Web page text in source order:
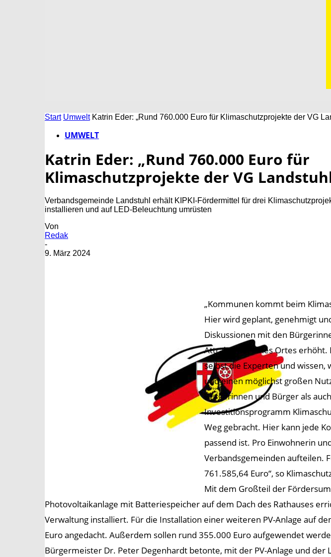
Start Umwelt Katrin Eder: „Rund 760.000 Euro für Klimaschutzprojekte der VG
UMWELT
Katrin Eder: „Rund 760.000 Euro für
Klimaschutzprojekte der VG
Verbandsgemeinde Landstuhl erhält KIPKI-Fördermittel für drei
installieren und auf LED-Beleuchtung umrüsten
Von
Redak
-
9. März 2024
„Kommunen kommt beim
Hier wird geplant, genehmigt
Diskussionen mit den
Attraktivität eines Ortes erhöht.
selbst die Experten und wissen,
und einen möglichst großen
Bürgerinnen und Bürger als
Investitionsprogramm
Weg gebracht. Hier kann jede
passend ist. Pro Einwohnerin
Verbandsgemeinden aufteilen.
761.585,64 Euro“, so
Mit dem Großteil der
Photovoltaikanlage mit Batteriespeicher auf dem Dach des Rathauses
Verwaltung installiert. Für die Installation einer weiteren PV-Anlage auf
Euro angedacht. Außerdem sollen rund 355.000 Euro aufgewendet
Bürgermeister Dr. Peter Degenhardt betonte, mit der PV-Anlage und